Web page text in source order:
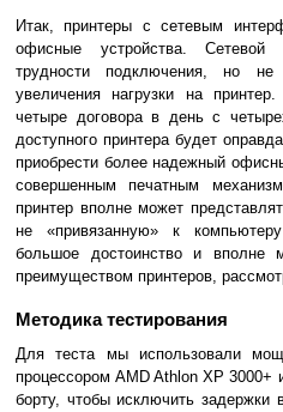
Итак, принтеры с сетевым
офисные устройства. Сетевой
трудности подключения, но не
увеличения нагрузки на
четыре договора в день с
доступного принтера будет
приобрести более надежный
совершенным печатным
принтер вполне может
не «привязанную» к
большое достоинство и вполне
преимуществом принтеров,
Методика тестирования
Для теста мы использовали
процессором AMD Athlon XP 3000+
борту, чтобы исключить задержки